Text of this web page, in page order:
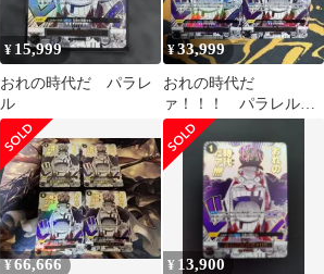
¥ 15,999
おれの時代だ パラレ
ル
¥33,999
おれの時代だ
ァ！！！ パラレル
SP ２枚セット ワンピ
ースカードゲーム
¥66,666 ¥ 13,900